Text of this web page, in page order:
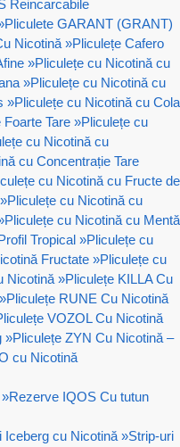
Reincarcabile
Pliculete GARANT (GRANT)
Nicotină »Pliculețe Cafero
»Pliculețe cu Nicotină cu
»Pliculețe cu Nicotină cu
»Pliculețe cu Nicotină cu Cola
Tare »Pliculețe cu
cu Nicotină cu
cu Concentrație Tare
cu Nicotină cu Fructe de
»Pliculețe cu Nicotină cu
Pliculețe cu Nicotină cu Mentă
Tropical »Pliculețe cu
Fructate »Pliculețe cu
Nicotină »Pliculețe KILLA Cu
»Pliculețe RUNE Cu Nicotină
VOZOL Cu Nicotină
»Pliculețe ZYN Cu Nicotină –
cu Nicotină
»Rezerve IQOS Cu tutun
Iceberg cu Nicotină »Strip-uri